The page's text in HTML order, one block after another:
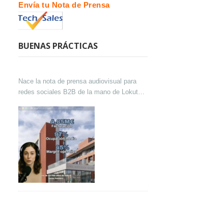
Envía tu Nota de Prensa
BUENAS PRÁCTICAS
Nace la nota de prensa audiovisual para
redes sociales B2B de la mano de Lokutor